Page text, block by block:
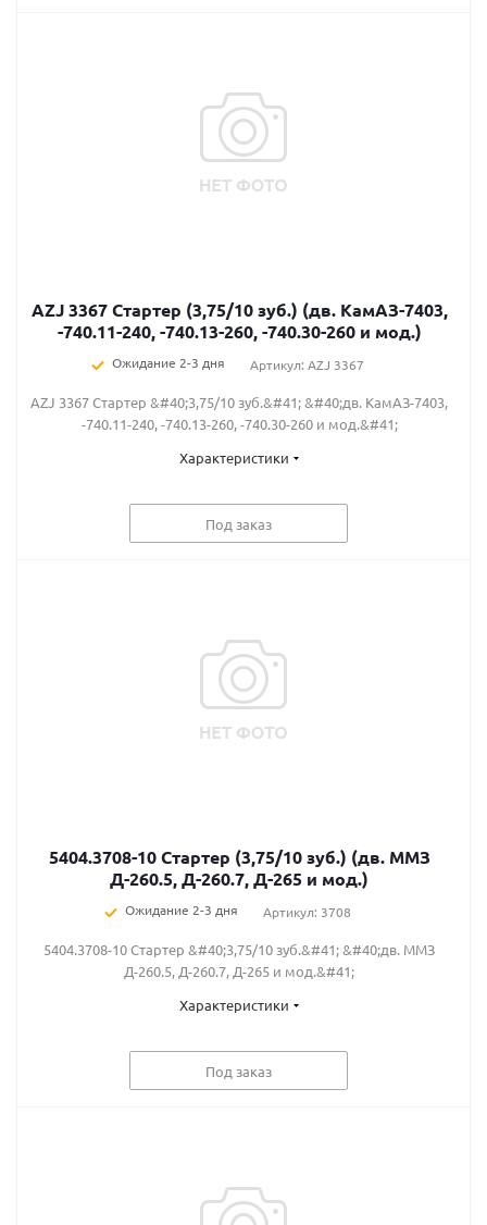
AZJ 3367 Стартер (3,75/10 зуб.) (дв. КамАЗ-7403,
-740.11-240, -740.13-260, -740.30-260 и мод.)
Ожидание 2-3 дня Артикул: AZJ 3367
AZJ 3367 Стартер &#40;3,75/10 зуб.&#41; &#40;дв. КамАЗ-7403,
-740.11-240, -740.13-260, -740.30-260 и мод.&#41;
Характеристики
Под заказ
5404.3708-10 Стартер (3,75/10 зуб.) (дв. ММЗ
Д-260.5, Д-260.7, Д-265 и мод.)
Ожидание 2-3 дня Артикул: 3708
5404.3708-10 Стартер &#40;3,75/10 зуб.&#41; &#40;дв. ММЗ
Д-260.5, Д-260.7, Д-265 и мод.&#41;
Характеристики
Под заказ